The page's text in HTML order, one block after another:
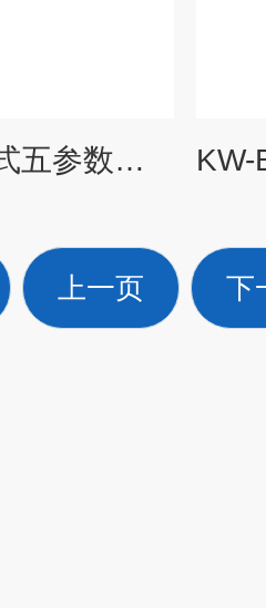
BK-SQ5A手持式五参数气象站一体机
上一页 下